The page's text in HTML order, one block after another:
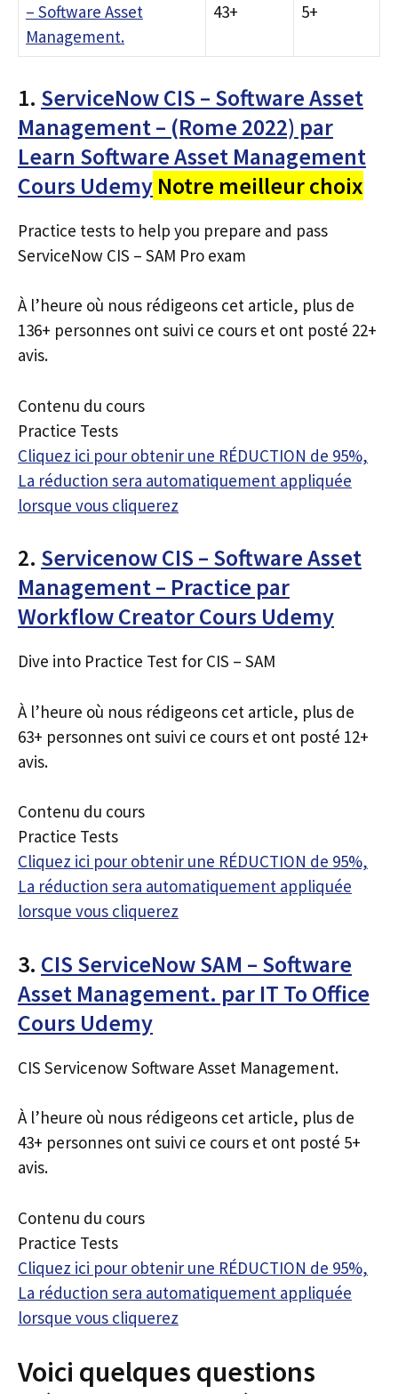
– Software Asset
Management.
43+ 5+
1. ServiceNow CIS – Software Asset
Management – (Rome 2022) par
Learn Software Asset Management
Cours Udemy Notre meilleur choix
Practice tests to help you prepare and pass
ServiceNow CIS – SAM Pro exam
À l’heure où nous rédigeons cet article, plus de
136+ personnes ont suivi ce cours et ont posté 22+
avis.
Contenu du cours
Practice Tests
Cliquez ici pour obtenir une RÉDUCTION de 95%,
La réduction sera automatiquement appliquée
lorsque vous cliquerez
2. Servicenow CIS – Software Asset
Management – Practice par
Workflow Creator Cours Udemy
Dive into Practice Test for CIS – SAM
À l’heure où nous rédigeons cet article, plus de
63+ personnes ont suivi ce cours et ont posté 12+
avis.
Contenu du cours
Practice Tests
Cliquez ici pour obtenir une RÉDUCTION de 95%,
La réduction sera automatiquement appliquée
lorsque vous cliquerez
3. CIS ServiceNow SAM – Software
Asset Management. par IT To Office
Cours Udemy
CIS Servicenow Software Asset Management.
À l’heure où nous rédigeons cet article, plus de
43+ personnes ont suivi ce cours et ont posté 5+
avis.
Contenu du cours
Practice Tests
Cliquez ici pour obtenir une RÉDUCTION de 95%,
La réduction sera automatiquement appliquée
lorsque vous cliquerez
Voici quelques questions